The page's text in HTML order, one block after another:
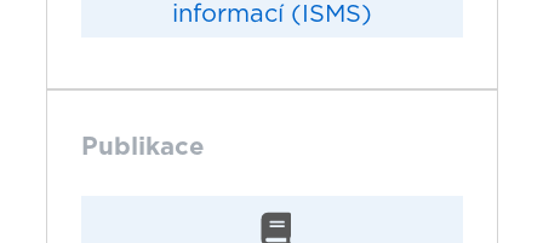
informací (ISMS)
Publikace